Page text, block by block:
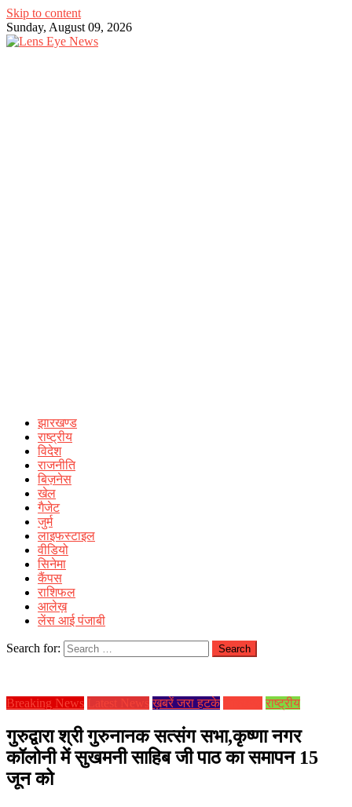
Skip to content
Sunday, August 09, 2026
झारखण्ड
राष्ट्रीय
विदेश
राजनीति
बिज़नेस
खेल
गैजेट
जुर्म
लाइफस्टाइल
वीडियो
सिनेमा
कैंपस
राशिफल
आलेख़
लेंस आई पंजाबी
Search for:
Breaking News Latest News ख़बरें जरा हटके राष्ट्रीय
गुरुद्वारा श्री गुरुनानक सत्संग सभा,कृष्णा नगर
कॉलोनी में सुखमनी साहिब जी पाठ का समापन 15
जून को